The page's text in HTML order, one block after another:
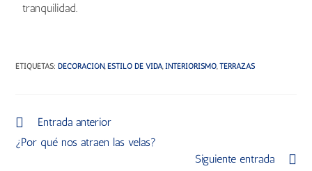
tranquilidad.
ETIQUETAS:DECORACIÓN, ESTILO DE VIDA, INTERIORISMO, TERRAZAS
Entrada anterior
¿Por qué nos atraen las velas?
Siguiente entrada